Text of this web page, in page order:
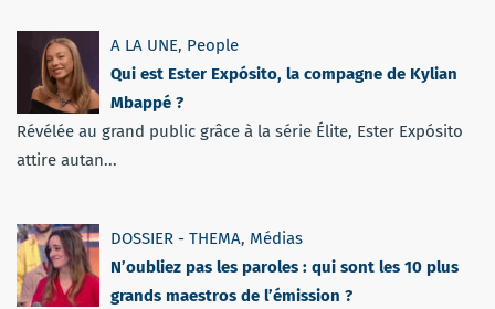
A LA UNE, People
Qui est Ester Expósito, la compagne de Kylian
Mbappé ?
Révélée au grand public grâce à la série Élite, Ester Expósito
attire autan...
DOSSIER - THEMA, Médias
N’oubliez pas les paroles : qui sont les 10 plus
grands maestros de l’émission ?